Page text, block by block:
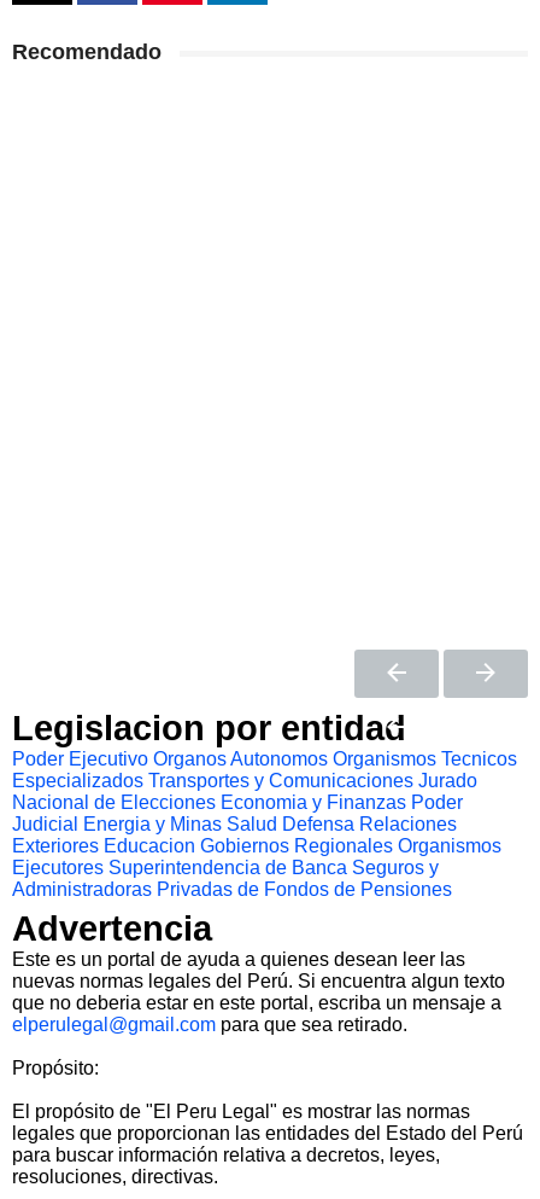
Recomendado
Legislacion por entidad
Poder Ejecutivo Organos Autonomos Organismos Tecnicos
Especializados Transportes y Comunicaciones Jurado
Nacional de Elecciones Economia y Finanzas Poder
Judicial
Energia y Minas Salud Defensa Relaciones
Exteriores Educacion Gobiernos Regionales Organismos
Ejecutores Superintendencia de Banca Seguros y
Administradoras Privadas de Fondos de Pensiones
Advertencia
Este es un portal de ayuda a quienes desean leer las
nuevas normas legales del Perú. Si encuentra algun texto
que no deberia estar en este portal, escriba un mensaje a
elperulegal@gmail.com para que sea retirado.
Propósito:
El propósito de "El Peru Legal" es mostrar las normas
legales que proporcionan las entidades del Estado del Perú
para buscar información relativa a decretos, leyes,
resoluciones, directivas.